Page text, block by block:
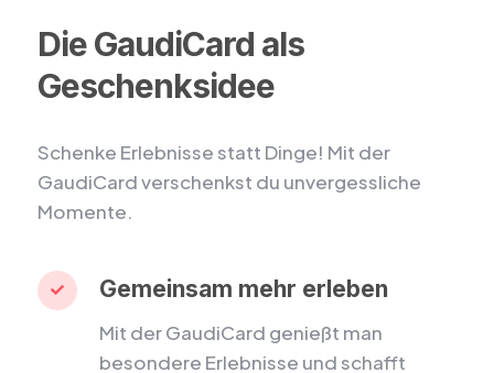
Die GaudiCard als
Geschenksidee
Schenke Erlebnisse statt Dinge! Mit der
GaudiCard verschenkst du unvergessliche
Momente.
 Gemeinsam mehr erleben
Mit der GaudiCard genießt man
besondere Erlebnisse und schafft